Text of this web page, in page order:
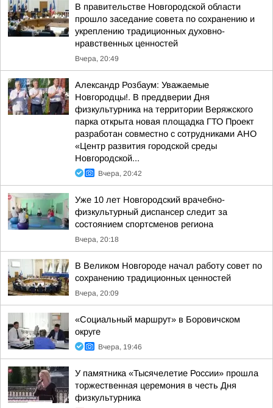
В правительстве Новгородской области
прошло заседание совета по сохранению и
укреплению традиционных духовно-
нравственных ценностей
Вчера, 20:49
Александр Розбаум: Уважаемые
Новгородцы!. В преддверии Дня
физкультурника на территории Веряжского
парка открыта новая площадка ГТО Проект
разработан совместно с сотрудниками АНО
«Центр развития городской среды
Новгородской...
Вчера, 20:42
Уже 10 лет Новгородский врачебно-
физкультурный диспансер следит за
состоянием спортсменов региона
Вчера, 20:18
В Великом Новгороде начал работу совет по
сохранению традиционных ценностей
Вчера, 20:09
«Социальный маршрут» в Боровичском
округе
Вчера, 19:46
У памятника «Тысячелетие России» прошла
торжественная церемония в честь Дня
физкультурника